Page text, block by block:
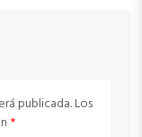
publicada.Los
*